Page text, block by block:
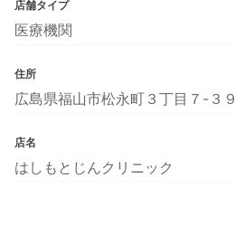
店舗タイプ
医療機関
住所
広島県福山市松永町３丁目７-３９
店名
はしもとじんクリニック